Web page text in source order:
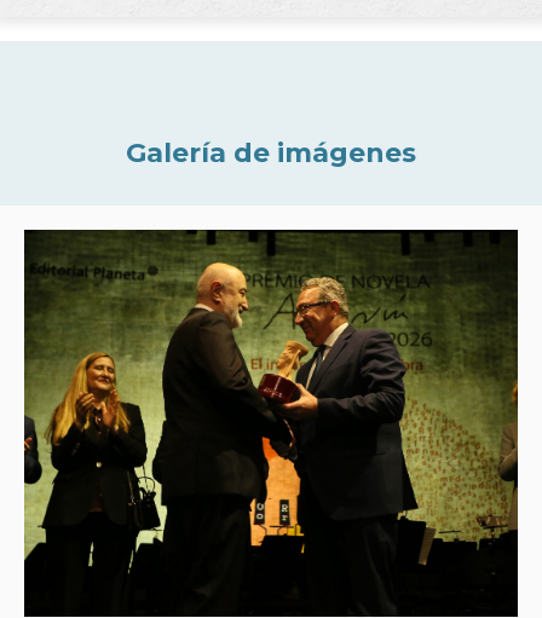
Galería de imágenes